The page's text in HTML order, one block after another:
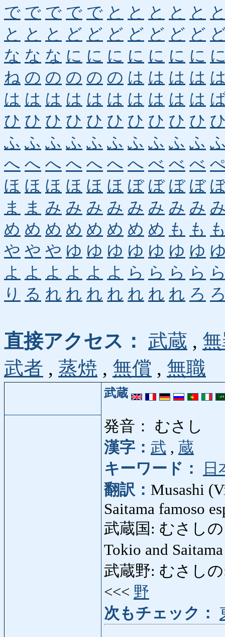
で で で で で と と と と と
と と と ど ど ど ど ど ど ど
な な な に に に に に に に
ね の の の の の は は は は
は は は は は は は は は は
ひ ひ ひ ひ ひ ひ ひ ひ ひ ひ
ふ ふ ふ ふ ふ ふ ふ ふ ふ ふ
へ へ へ へ へ へ へ べ べ べ
ほ ほ ほ ほ ほ ほ ぼ ぼ ぼ ぼ
ま
ま み み み み み み み み
め め め め め め め め も も
や や や ゆ ゆ ゆ ゆ ゆ ゆ ゆ
よ よ よ よ よ よ ら ら ら ら
り る れ れ れ れ れ れ れ ろ
直接アクセス： 武蔵 ,
武者 , 蒸焼 , 無償 , 無職
武蔵
発音： むさし
漢字： 武 , 蔵
キーワード：
日
翻訳： Musashi
Saitama famoso
武蔵国: むさしの
Tokio and
武蔵野: むさしの
<<< 野
次もチェック：